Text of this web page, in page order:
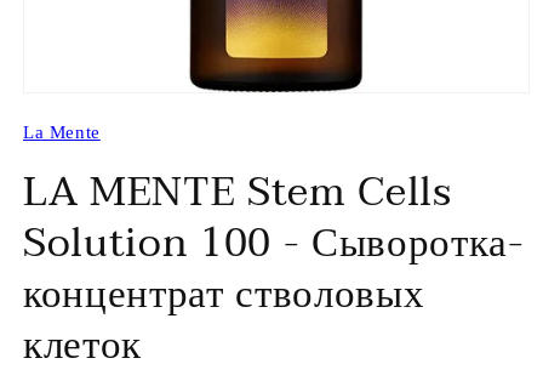
файлы
в
модальном
окне
La Mente
LA MENTE Stem Cells
Solution 100 - Сыворотка-
концентрат стволовых
клеток